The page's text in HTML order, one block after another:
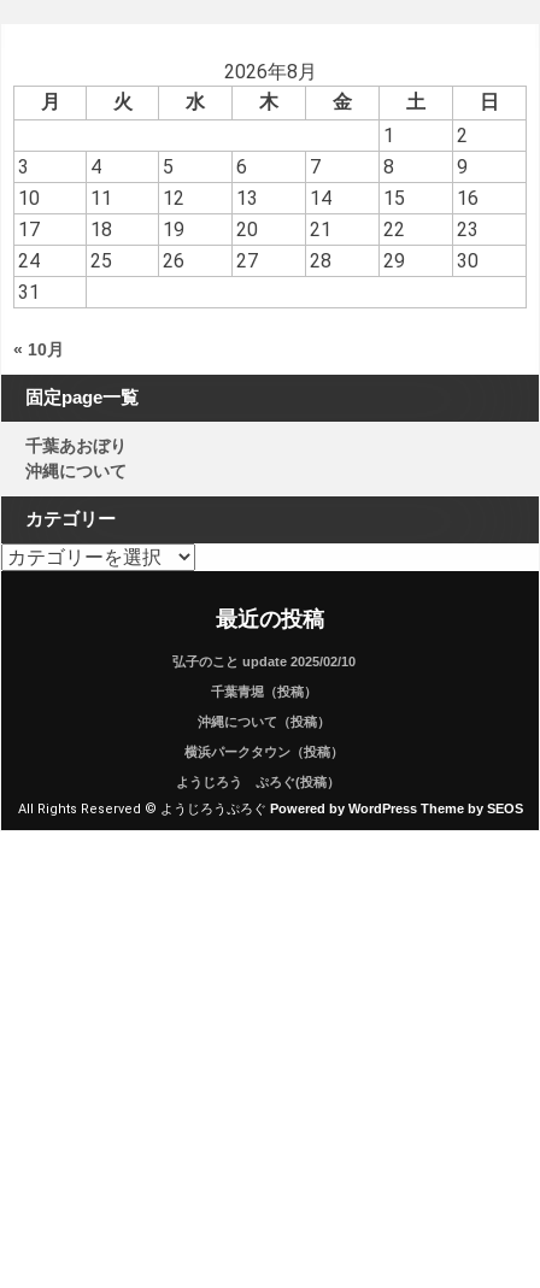
2026年8月
月
火 水 木 金 土
日
1
2
3
4 5 6 7 8
9
10
11 12 13 14 15
16
17
18 19 20 21 22
23
24
25 26 27 28 29
30
31
« 10月
固定page一覧
千葉あおぼり
沖縄について
カテゴリー
カテゴリー
最近の投稿
弘子のこと update 2025/02/10
千葉青堀（投稿）
沖縄について（投稿）
横浜パークタウン（投稿）
ようじろう ぷろぐ(投稿）
All Rights Reserved © ようじろうぷろぐ Powered by WordPress Theme by SEOS